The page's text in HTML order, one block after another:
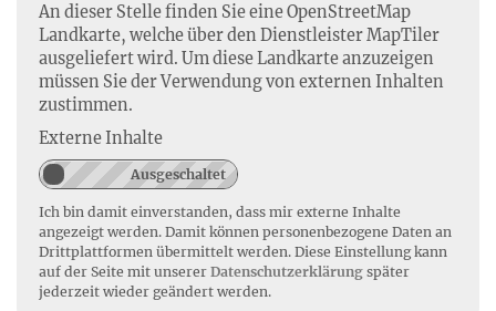
An dieser Stelle finden Sie eine OpenStreetMap
Landkarte, welche über den Dienstleister MapTiler
ausgeliefert wird. Um diese Landkarte anzuzeigen
müssen Sie der Verwendung von externen Inhalten
zustimmen.
Externe Inhalte
Ich bin damit einverstanden, dass mir externe Inhalte
angezeigt werden. Damit können personenbezogene Daten an
Drittplattformen übermittelt werden. Diese Einstellung kann
auf der Seite mit unserer Datenschutzerklärung später
jederzeit wieder geändert werden.